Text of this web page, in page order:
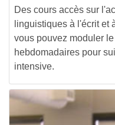
Des cours accès sur
linguistiques à l'écrit et
vous pouvez moduler
hebdomadaires pour
intensive.